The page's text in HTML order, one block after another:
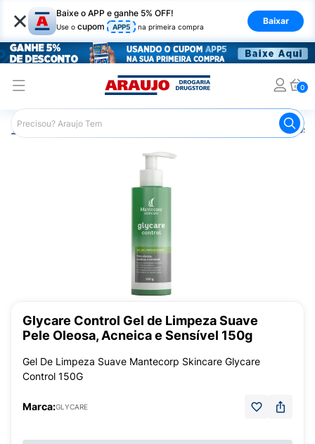
× Baixe o APP e ganhe 5% OFF!
Use o cupom APP5 na primeira compra
Baixar
0
Araujo Dermocosméticos Dermocosméticos para o
Glycare Control Gel de Limpeza Suave
Pele Oleosa, Acneica e Sensível 150g
Gel De Limpeza Suave Mantecorp Skincare Glycare
Control 150G
Marca:GLYCARE